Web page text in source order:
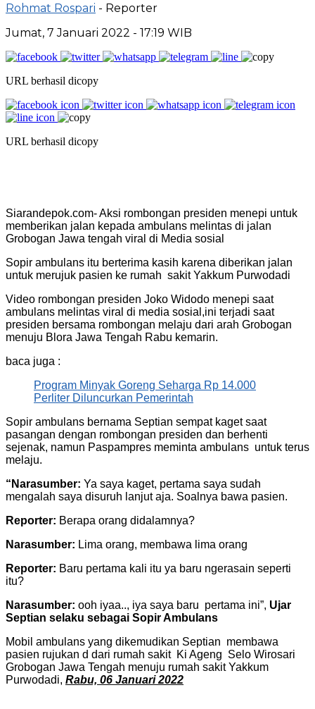
Rohmat Rospari - Reporter
Jumat, 7 Januari 2022 - 17:19 WIB
URL berhasil dicopy
URL berhasil dicopy
Siarandepok.com- Aksi rombongan presiden menepi untuk
memberikan jalan kepada ambulans melintas di jalan
Grobogan Jawa tengah viral di Media sosial
Sopir ambulans itu berterima kasih karena diberikan jalan
untuk merujuk pasien ke rumah sakit Yakkum Purwodadi
Video rombongan presiden Joko Widodo menepi saat
ambulans melintas viral di media sosial,ini terjadi saat
presiden bersama rombongan melaju dari arah Grobogan
menuju Blora Jawa Tengah Rabu kemarin.
baca juga :
Program Minyak Goreng Seharga Rp 14.000
Perliter Diluncurkan Pemerintah
Sopir ambulans bernama Septian sempat kaget saat
pasangan dengan rombongan presiden dan berhenti
sejenak, namun Paspampres meminta ambulans untuk terus
melaju.
“Narasumber: Ya saya kaget, pertama saya sudah
mengalah saya disuruh lanjut aja. Soalnya bawa pasien.
Reporter: Berapa orang didalamnya?
Narasumber: Lima orang, membawa lima orang
Reporter: Baru pertama kali itu ya baru ngerasain seperti
itu?
Narasumber: ooh iyaa.., iya saya baru pertama ini”, Ujar
Septian selaku sebagai Sopir Ambulans
Mobil ambulans yang dikemudikan Septian membawa
pasien rujukan d dari rumah sakit Ki Ageng Selo Wirosari
Grobogan Jawa Tengah menuju rumah sakit Yakkum
Purwodadi, Rabu, 06 Januari 2022